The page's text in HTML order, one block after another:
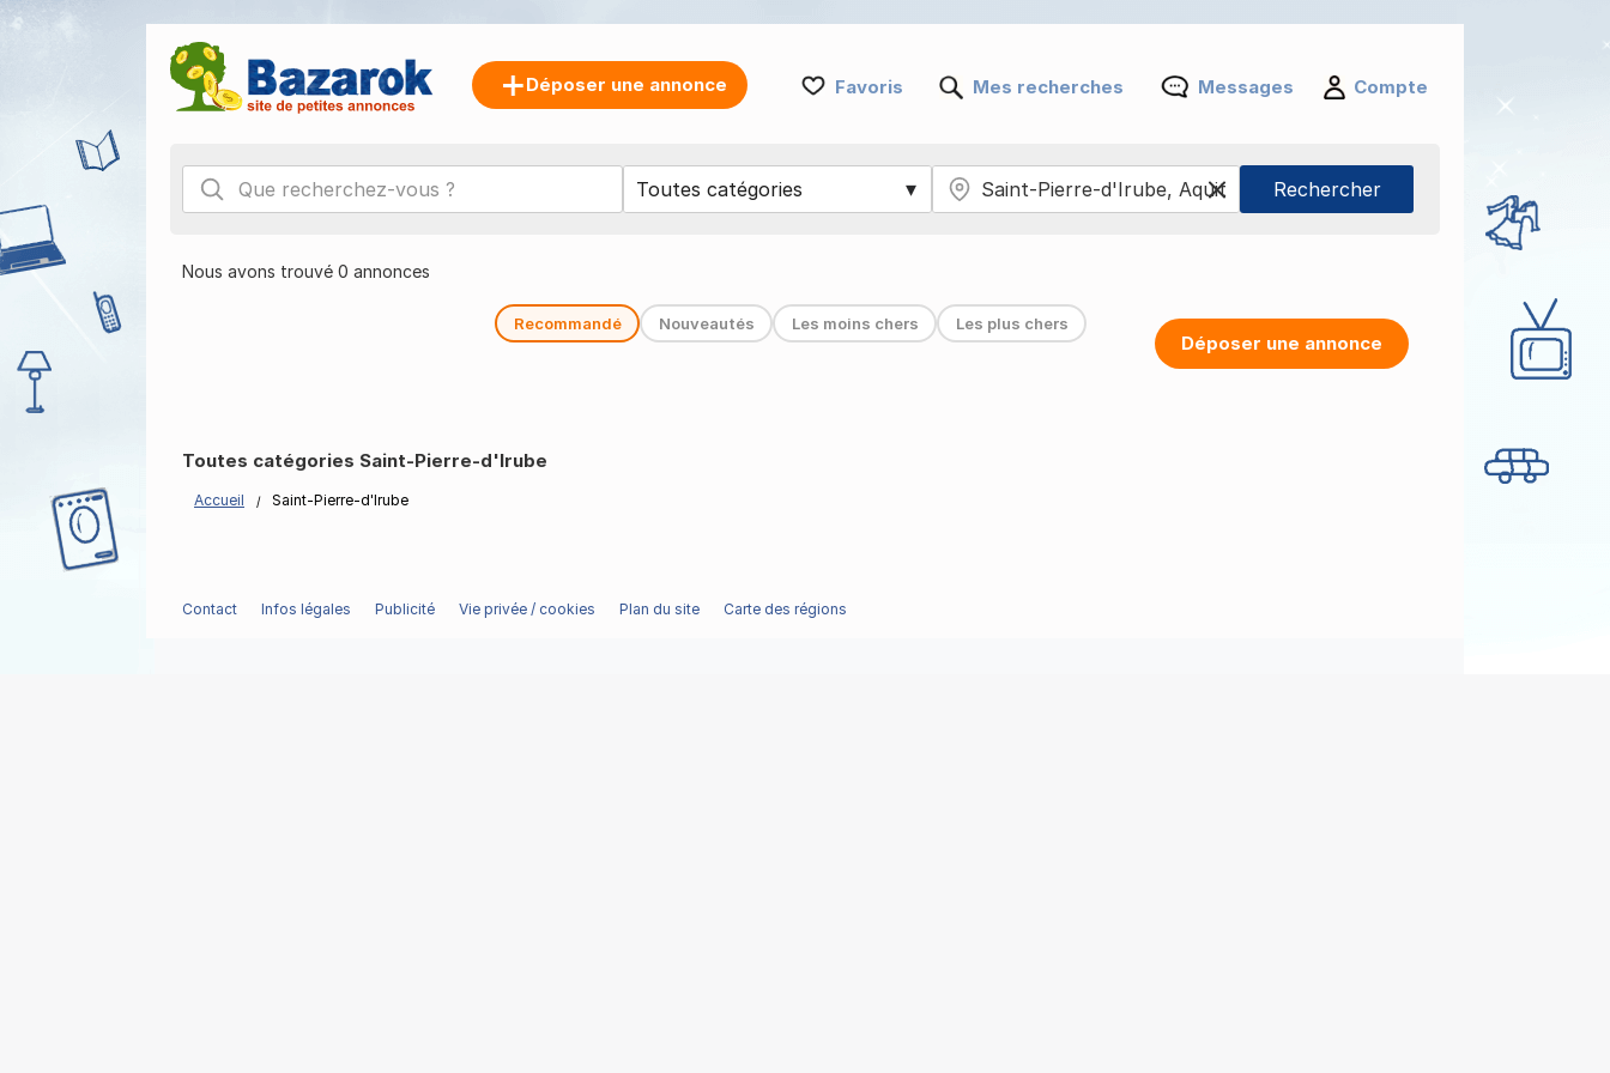
Déposer une annonce Favoris Mes recherches Messages Compte
Nous avons trouvé 0 annonces
Recommandé Nouveautés Les moins chers Les plus chers
Toutes catégories Saint-Pierre-d'Irube
Accueil Saint-Pierre-d'Irube
Déposer une annonce
Contact Infos légales Publicité Vie privée / cookies Plan du site Carte des régions